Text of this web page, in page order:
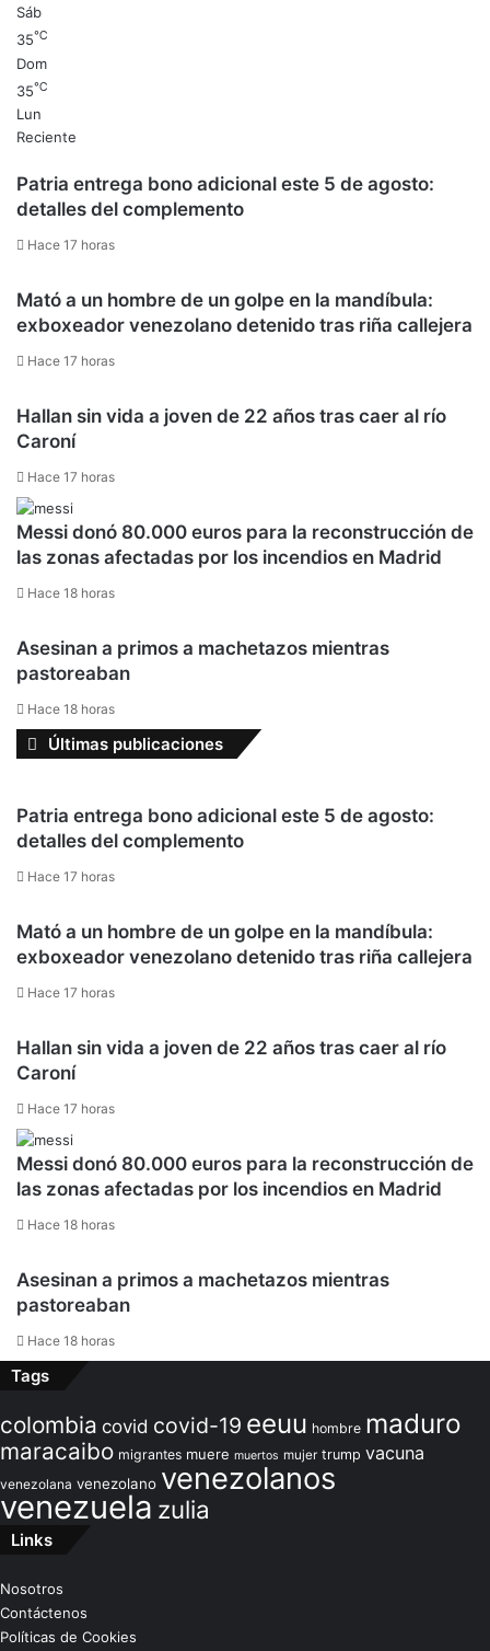
Sáb
35℃
Dom
35℃
Lun
Reciente
Patria entrega bono adicional este 5 de agosto:
detalles del complemento
Hace 17 horas
Mató a un hombre de un golpe en la mandíbula:
exboxeador venezolano detenido tras riña callejera
Hace 17 horas
Hallan sin vida a joven de 22 años tras caer al río
Caroní
Hace 17 horas
Messi donó 80.000 euros para la reconstrucción de
las zonas afectadas por los incendios en Madrid
Hace 18 horas
Asesinan a primos a machetazos mientras
pastoreaban
Hace 18 horas
Últimas publicaciones
Patria entrega bono adicional este 5 de agosto:
detalles del complemento
Hace 17 horas
Mató a un hombre de un golpe en la mandíbula:
exboxeador venezolano detenido tras riña callejera
Hace 17 horas
Hallan sin vida a joven de 22 años tras caer al río
Caroní
Hace 17 horas
Messi donó 80.000 euros para la reconstrucción de
las zonas afectadas por los incendios en Madrid
Hace 18 horas
Asesinan a primos a machetazos mientras
pastoreaban
Hace 18 horas
Tags
colombia covid covid-19 eeuu hombre maduro
maracaibo migrantes muere muertos mujer trump vacuna
venezolana venezolano venezolanos
venezuela zulia
Links
Nosotros
Contáctenos
Políticas de Cookies